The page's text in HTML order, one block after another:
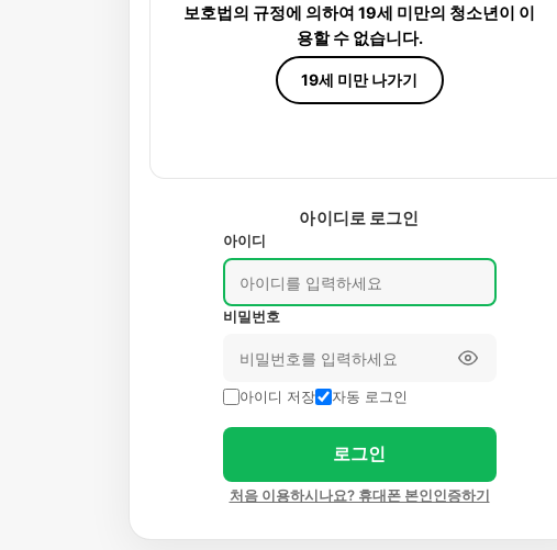
보호법의 규정에 의하여 19세 미만의 청소년이 이
용할 수 없습니다.
19세 미만 나가기
아이디로 로그인
아이디
비밀번호
아이디 저장 자동 로그인
로그인
처음 이용하시나요? 휴대폰 본인인증하기